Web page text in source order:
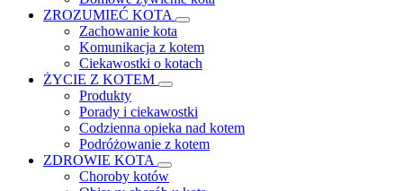
ZROZUMIEĆ KOTA
Zachowanie kota
Komunikacja z kotem
Ciekawostki o kotach
ŻYCIE Z KOTEM
Produkty
Porady i ciekawostki
Codzienna opieka nad kotem
Podróżowanie z kotem
ZDROWIE KOTA
Choroby kotów